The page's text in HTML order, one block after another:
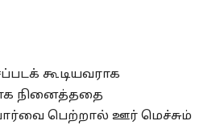
கூடியவராக
நினைத்ததை
பார்வை பெற்றால் ஊர் மெச்சும்